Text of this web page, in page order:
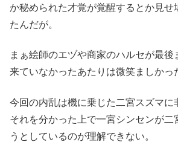
か秘められた才覚が覚醒するとか見せ
たんだが。
まぁ絵師のエヅや商家のハルセが最後
来ていなかったあたりは微笑ましかっ
今回の内乱は機に乗じた二宮スズマに
それを分かった上で一宮シンセンが二
うとしているのが理解できない。